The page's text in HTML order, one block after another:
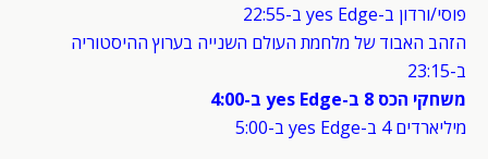
פוסי/ורדון ב-yes Edge ב-22:55
הזהב האבוד של מלחמת העולם השנייה בערוץ ההיסטוריה
ב-23:15
משחקי הכס 8 ב-yes Edge ב-4:00
מיליארדים 4 ב-yes Edge ב-5:00